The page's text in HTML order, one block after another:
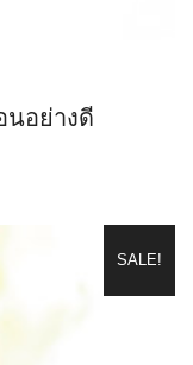
นอย่างดี
SALE!